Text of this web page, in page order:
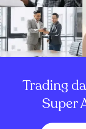
Trading
Super